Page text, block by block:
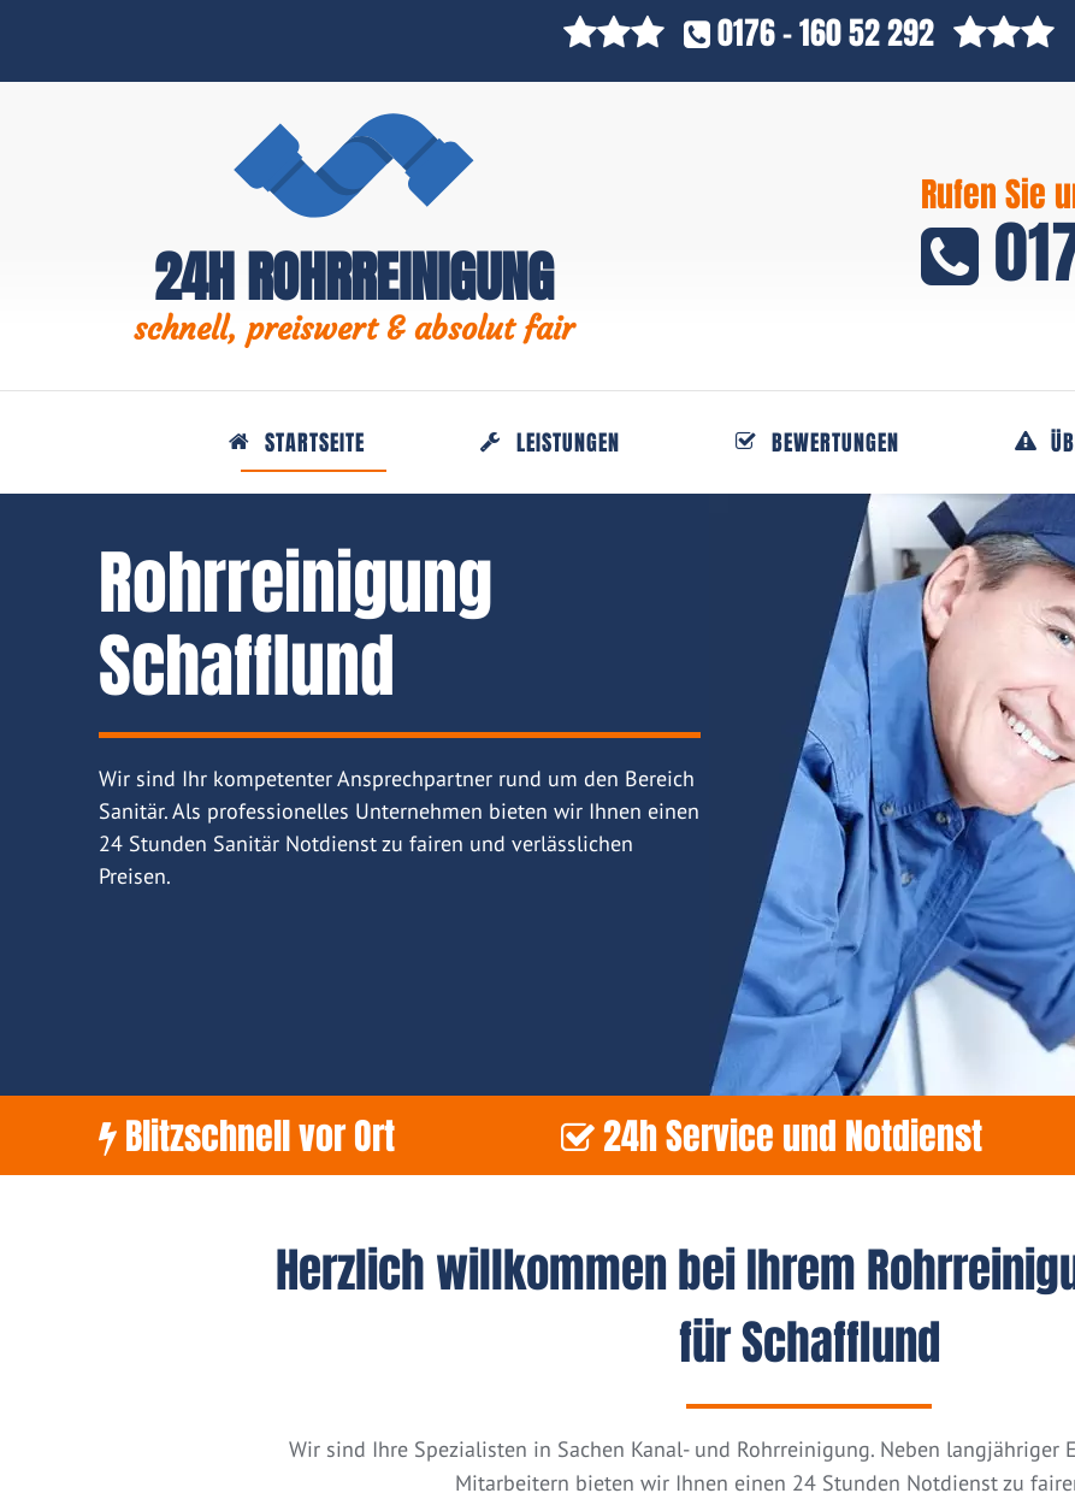
0176 - 160 52 292
Rufen Sie
24H ROHRREINIGUNG
schnell, preiswert & absolut fair
STARTSEITE LEISTUNGEN BEWERTUNGEN
Rohrreinigung
Schafflund
Wir sind Ihr kompetenter Ansprechpartner rund um den Bereich
Sanitär. Als professionelles Unternehmen bieten wir Ihnen einen
24 Stunden Sanitär Notdienst zu fairen und verlässlichen
Preisen.
Blitzschnell vor Ort 24h Service und Notdienst
Herzlich willkommen bei Ihrem
für Schafflund
Wir sind Ihre Spezialisten in Sachen Kanal- und Rohrreinigung. Neben langjähriger
Mitarbeitern bieten wir Ihnen einen 24 Stunden Notdienst zu